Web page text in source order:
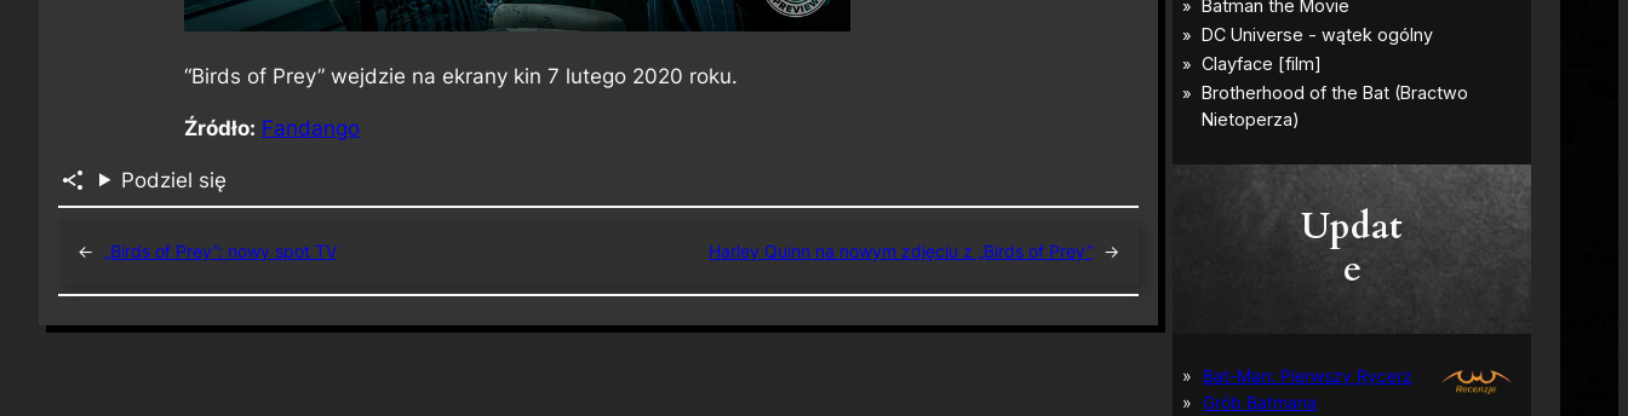
“Birds of Prey” wejdzie na ekrany kin 7 lutego 2020 roku.
Źródło: Fandango
Podziel się
← „Birds of Prey”: nowy spot TV Harley Quinn na nowym zdjęciu z „Birds of Prey” →
Updat
e
Bat-Man: Pierwszy Rycerz
Grób Batmana